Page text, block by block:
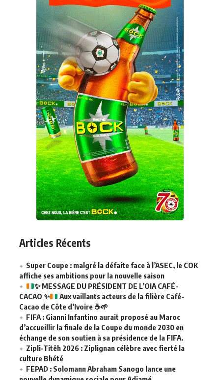
Articles Récents
Super Coupe : malgré la défaite face à l’ASEC, le COK
affiche ses ambitions pour la nouvelle saison
✨MESSAGE DU PRÉSIDENT DE L’OIA CAFÉ-
CACAO ✨
Aux vaillants acteurs de la filière Café-
Cacao de Côte d’Ivoire ☕🌱
FIFA : Gianni Infantino aurait proposé au Maroc
d’accueillir la finale de la Coupe du monde 2030 en
échange de son soutien à sa présidence de la FIFA.
Zipli-Titêh 2026 : Ziplignan célèbre avec fierté la
culture Bhété
FEPAD : Solomann Abraham Sanogo lance une